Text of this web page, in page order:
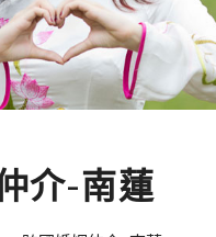
介-南蓮